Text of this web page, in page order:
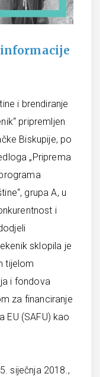
i brendiranje
pripremljen
Biskupije, po
„Priprema
grupa A, u
i
sklopila je
tijelom
i fondova
za financiranje
EU (SAFU) kao
siječnja 2018.,